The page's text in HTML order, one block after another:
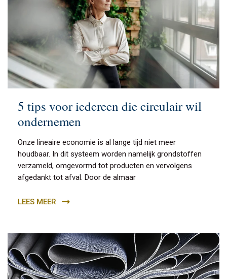
5 tips voor iedereen die circulair wil
ondernemen
Onze lineaire economie is al lange tijd niet meer
houdbaar. In dit systeem worden namelijk grondstoffen
verzameld, omgevormd tot producten en vervolgens
afgedankt tot afval. Door de almaar
LEES MEER